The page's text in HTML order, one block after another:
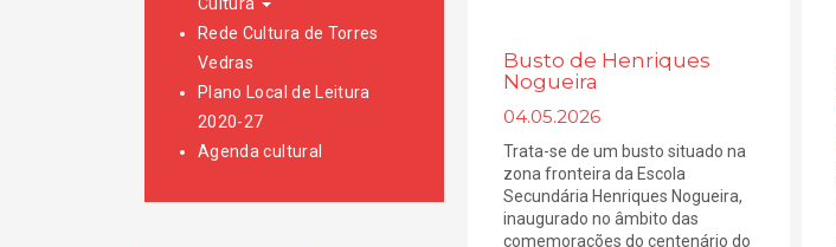
Rede Cultura de Torres
Vedras
Plano Local de Leitura
2020-27
Agenda cultural
Busto de Henriques
Nogueira
04.05.2026
Trata-se de um busto situado na
zona fronteira da Escola
Secundária Henriques Nogueira,
inaugurado no âmbito das
comemorações do centenário do